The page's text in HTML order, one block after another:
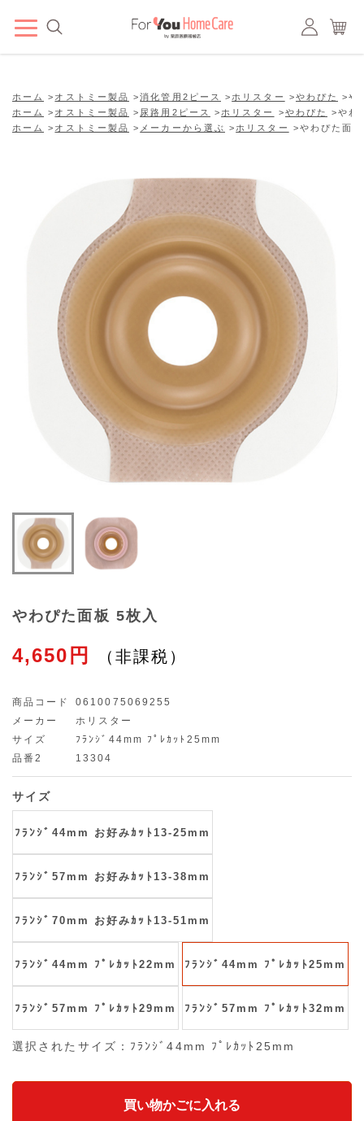
ホーム > オストミー製品 >消化管用2ピース > ホリスター >やわぴた >や
ホーム
> オストミー製品 > 尿路用2ピース > ホリスター >やわぴた >やわ
ホーム
> オストミー製品 > メーカーから選ぶ > ホリスター >やわぴた面
やわぴた面板 5枚入
4,650円
商品コード
0610075069255
メーカー
ホリスター
サイズ
ﾌﾗﾝｼﾞ44mm ﾌﾟﾚｶｯﾄ25mm
品番2
13304
サイズ
ﾌﾗﾝｼﾞ44mm お好みｶｯﾄ13-25mm
ﾌﾗﾝｼﾞ57mm お好みｶｯﾄ13-38mm
ﾌﾗﾝｼﾞ70mm お好みｶｯﾄ13-51mm
ﾌﾗﾝｼﾞ44mm ﾌﾟﾚｶｯﾄ22mm ﾌﾗﾝｼﾞ44mm ﾌﾟﾚｶｯﾄ25mm
ﾌﾗﾝｼﾞ57mm ﾌﾟﾚｶｯﾄ29mm ﾌﾗﾝｼﾞ57mm ﾌﾟﾚｶｯﾄ32mm
選択されたサイズ：ﾌﾗﾝｼﾞ44mm ﾌﾟﾚｶｯﾄ25mm